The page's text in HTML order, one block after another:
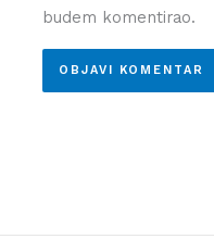
budem komentirao.